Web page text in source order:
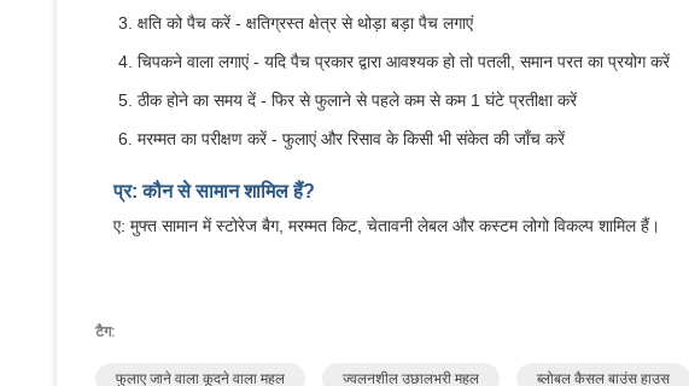
क्षति को पैच करें - क्षतिग्रस्त क्षेत्र से थोड़ा बड़ा पैच लगाएं
चिपकने वाला लगाएं - यदि पैच प्रकार द्वारा आवश्यक हो तो पतली, समान परत का प्रयोग करें
ठीक होने का समय दें - फिर से फुलाने से पहले कम से कम 1 घंटे प्रतीक्षा करें
मरम्मत का परीक्षण करें - फुलाएं और रिसाव के किसी भी संकेत की जाँच करें
प्र: कौन से सामान शामिल हैं?
ए: मुफ्त सामान में स्टोरेज बैग, मरम्मत किट, चेतावनी लेबल और कस्टम लोगो विकल्प शामिल हैं।
टैग:
फुलाए जाने वाला कूदने वाला महल ज्वलनशील उछालभरी महल ब्लोबल कैसल बाउंस हाउस